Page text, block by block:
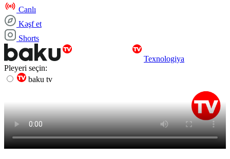
Canlı
Kəşf et
Shorts
Texnologiya
Pleyeri seçin:
baku tv